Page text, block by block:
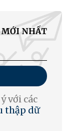
MỚI NHẤT
với các
thập dữ